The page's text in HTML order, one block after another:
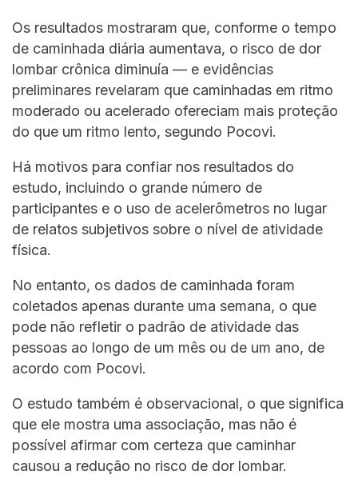
Os resultados mostraram que, conforme o tempo
de caminhada diária aumentava, o risco de dor
lombar crônica diminuía — e evidências
preliminares revelaram que caminhadas em ritmo
moderado ou acelerado ofereciam mais proteção
do que um ritmo lento, segundo Pocovi.
Há motivos para confiar nos resultados do
estudo, incluindo o grande número de
participantes e o uso de acelerômetros no lugar
de relatos subjetivos sobre o nível de atividade
física.
No entanto, os dados de caminhada foram
coletados apenas durante uma semana, o que
pode não refletir o padrão de atividade das
pessoas ao longo de um mês ou de um ano, de
acordo com Pocovi.
O estudo também é observacional, o que significa
que ele mostra uma associação, mas não é
possível afirmar com certeza que caminhar
causou a redução no risco de dor lombar.